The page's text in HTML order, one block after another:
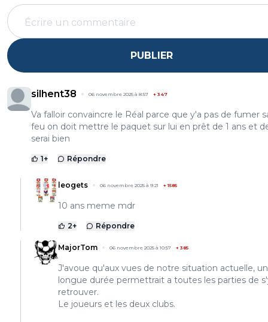
PUBLIER
silhent38 06 novembre 2025 à 8:57 + 347
Va falloir convaincre le Réal parce que y'a pas de fumer
feu on doit mettre le paquet sur lui en prêt de 1 ans et
serai bien
1+ Répondre
leogets 06 novembre 2025 à 9:21 +1585
10 ans meme mdr
2+ Répondre
MajorTom 06 novembre 2025 à 10:57 + 385
J'avoue qu'aux vues de notre situation actuelle,
longue durée permettrait a toutes les parties de
retrouver.
Le joueurs et les deux clubs.